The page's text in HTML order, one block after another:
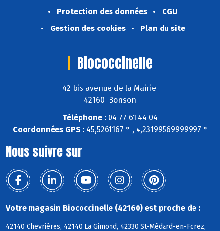
Protection des données
CGU
Gestion des cookies
Plan du site
Biococcinelle
42 bis avenue de la Mairie
42160 Bonson
Téléphone : 04 77 61 44 04
Coordonnées GPS :45,5261167 ° , 4,23199569999997 °
Nous suivre sur
Votre magasin Biococcinelle (42160) est proche de :
42140 Chevrières, 42140 La Gimond, 42330 St-Médard-en-Forez,